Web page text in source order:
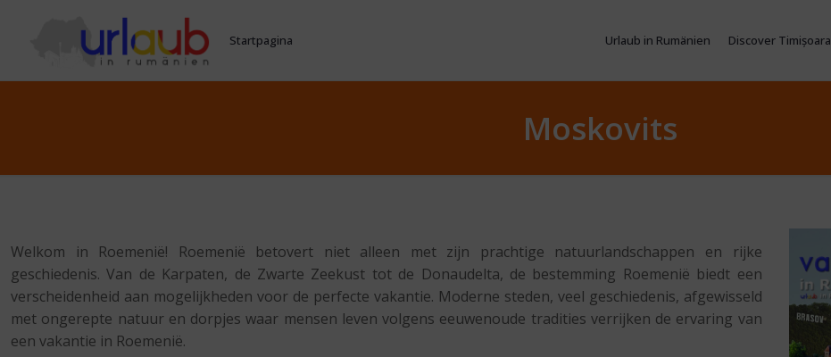
Startpagina Urlaub in Rumänien Discover Timișoara
Moskovits
Welkom in Roemenië! Roemenië betovert niet alleen met zijn prachtige natuurlandschappen en rijke
geschiedenis. Van de Karpaten, de Zwarte Zeekust tot de Donaudelta, de bestemming Roemenië biedt een
verscheidenheid aan mogelijkheden voor de perfecte vakantie. Moderne steden, veel geschiedenis, afgewisseld
met ongerepte natuur en dorpjes waar mensen leven volgens eeuwenoude tradities verrijken de ervaring van
een vakantie in Roemenië.